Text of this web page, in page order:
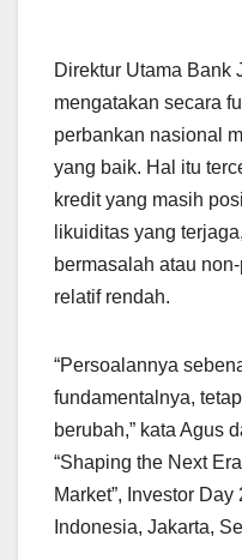
Direktur Utama Bank
mengatakan secara
perbankan nasional
yang baik. Hal itu
kredit yang masih
likuiditas yang
bermasalah atau
relatif rendah.
“Persoalannya
fundamentalnya,
berubah,” kata Agus
“Shaping the Next
Market”, Investor
Indonesia, Jakarta,